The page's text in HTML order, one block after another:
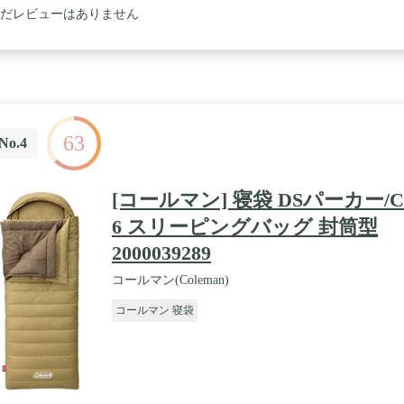
レビューはありません
63
[コールマン] 寝袋 DSパーカー/
6 スリーピングバッグ 封筒型
2000039289
コールマン(Coleman)
コールマン 寝袋